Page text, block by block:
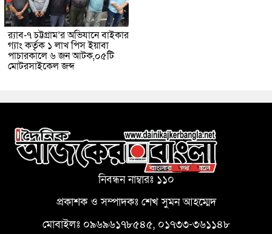
র‌্যাব-৭ চট্টগ্রাম’র অভিযানে বাইকার
গ্যাং কর্তৃক ১ লাখ পিস ইয়াবা
পাচারকালে ৬ জন আটক,০৫টি
মোটরসাইকেল জব্দ
নিবন্ধন নাম্বারঃ ১১০
প্রকাশক ও সম্পাদকঃ শেখ সুমন আহম্মেদ
মোবাইলঃ ০৯৬৯৬১৭৮৫৪৫, ০১৭৩৩-৩৬১১৪৮